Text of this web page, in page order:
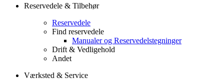
Reservedele & Tilbehør
Reservedele
Find reservedele
Manualer og Reservedelstegninger
Drift & Vedligehold
Andet
Værksted & Service